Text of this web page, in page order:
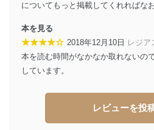
ベース等を取り扱う情報
外部からの不正アクセス等の
個人データを取り扱う機
システムを最新の状態に保
により、これを最新状態
情報システムの使用に伴う漏
についてもっと掲載してくれればな
本を見る
★★★★☆ 2018年12月10日 レジア
本を読む時間がなかなか取れないの
しています。
レビューを投